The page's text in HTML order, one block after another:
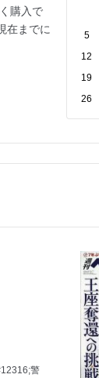
購入で
在までに
5
12
19
26
警